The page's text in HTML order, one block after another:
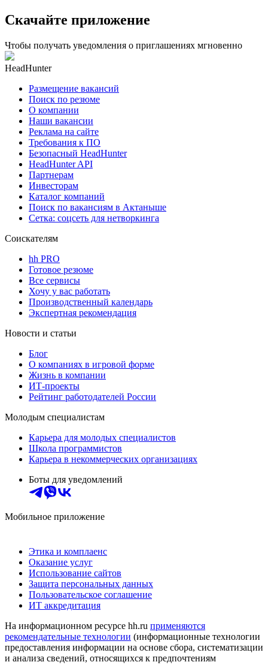
Скачайте приложение
Чтобы получать уведомления о приглашениях мгновенно
HeadHunter
Размещение вакансий
Поиск по резюме
О компании
Наши вакансии
Реклама на сайте
Требования к ПО
Безопасный HeadHunter
HeadHunter API
Партнерам
Инвесторам
Каталог компаний
Поиск по вакансиям в Актаныше
Сетка: соцсеть для нетворкинга
Соискателям
hh PRO
Готовое резюме
Все сервисы
Хочу у вас работать
Производственный календарь
Экспертная рекомендация
Новости и статьи
Блог
О компаниях в игровой форме
Жизнь в компании
ИТ-проекты
Рейтинг работодателей России
Молодым специалистам
Карьера для молодых специалистов
Школа программистов
Карьера в некоммерческих организациях
Боты для уведомлений
Мобильное приложение
Этика и комплаенс
Оказание услуг
Использование сайтов
Защита персональных данных
Пользовательское соглашение
ИТ аккредитация
На информационном ресурсе hh.ru применяются
рекомендательные технологии (информационные технологии
предоставления информации на основе сбора, систематизации
и анализа сведений, относящихся к предпочтениям